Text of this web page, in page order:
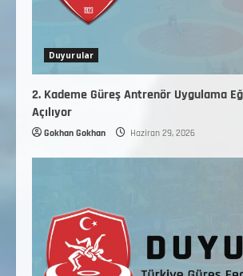
Duyurular
2. Kademe Güreş Antrenör Uygulama
Açılıyor
Gokhan Gokhan Haziran 29, 2026